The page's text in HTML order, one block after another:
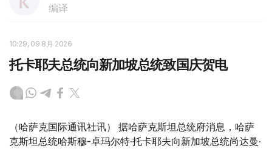
编译
10:29, 09 8月 2026
托卡耶夫总统向新加坡总统致国庆贺电
（哈萨克国际通讯社讯） 据哈萨克斯坦总统府消息，哈萨
克斯坦总统哈斯穆-卓玛尔特·托卡耶夫向新加坡总统尚达曼·